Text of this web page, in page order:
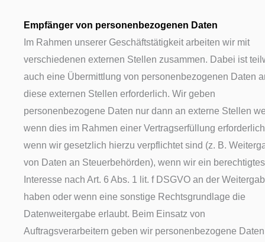
Empfänger von personenbezogenen Daten
Im Rahmen unserer Geschäftstätigkeit arbeiten wir mit
verschiedenen externen Stellen zusammen. Dabei ist
auch eine Übermittlung von personenbezogenen Daten
diese externen Stellen erforderlich. Wir geben
personenbezogene Daten nur dann an externe Stellen
wenn dies im Rahmen einer Vertragserfüllung
wenn wir gesetzlich hierzu verpflichtet sind (z. B.
von Daten an Steuerbehörden), wenn wir ein berechtigtes
Interesse nach Art. 6 Abs. 1 lit. f DSGVO an der
haben oder wenn eine sonstige Rechtsgrundlage die
Datenweitergabe erlaubt. Beim Einsatz von
Auftragsverarbeitern geben wir personenbezogene Daten